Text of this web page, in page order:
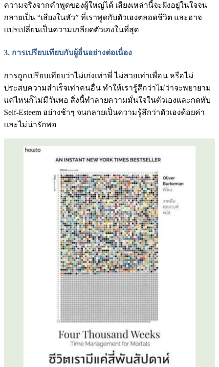
ความจริงจากคำพูดของผู้ใหญ่ได้ เสียงเหล่านี้จะฝังอยู่ในใจจน
กลายเป็น “เสียงในหัว” ที่เราพูดกับตัวเองตลอดชีวิต และอาจ
แปรเปลี่ยนเป็นความเกลียดตัวเองในที่สุด
3. การเปรียบเทียบกับผู้อื่นอย่างต่อเนื่อง
การถูกเปรียบเทียบว่าไม่เก่งเท่าพี่ ไม่สวยเท่าเพื่อน หรือไม่
ประสบความสำเร็จเท่าคนอื่น ทำให้เรารู้สึกว่าไม่ว่าจะพยายาม
แค่ไหนก็ไม่มีวันพอ สิ่งนี้ทำลายความมั่นใจในตัวเองและกดทับ
Self-Esteem อย่างช้าๆ จนกลายเป็นความรู้สึกว่าตัวเองด้อยค่า
และไม่น่ารักพอ